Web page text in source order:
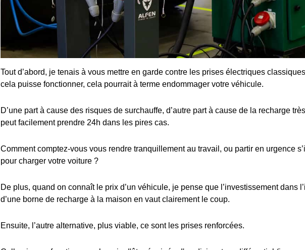
Tout d’abord, je tenais à vous mettre en garde contre les prises électriques
cela puisse fonctionner, cela pourrait à terme endommager votre véhicule.
D’une part à cause des risques de surchauffe, d’autre part à cause de la recharge
peut facilement prendre 24h dans les pires cas.
Comment comptez-vous vous rendre tranquillement au travail, ou partir en urgence
pour charger votre voiture ?
De plus, quand on connaît le prix d’un véhicule, je pense que l’investissement dans
d’une borne de recharge à la maison en vaut clairement le coup.
Ensuite, l’autre alternative, plus viable, ce sont les prises renforcées.